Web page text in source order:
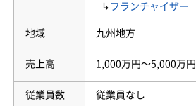
↳ フランチャイザー
地域 九州地方
売上高 1,000万円〜5,000万円
従業員数 従業員なし